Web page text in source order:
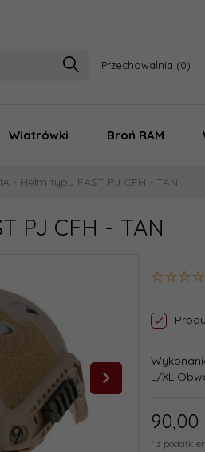
Przechowalnia
Wiatrówki Broń RAM
- Hełm typu FAST PJ CFH - TAN
PJ CFH - TAN
L/XL
90,00
* z